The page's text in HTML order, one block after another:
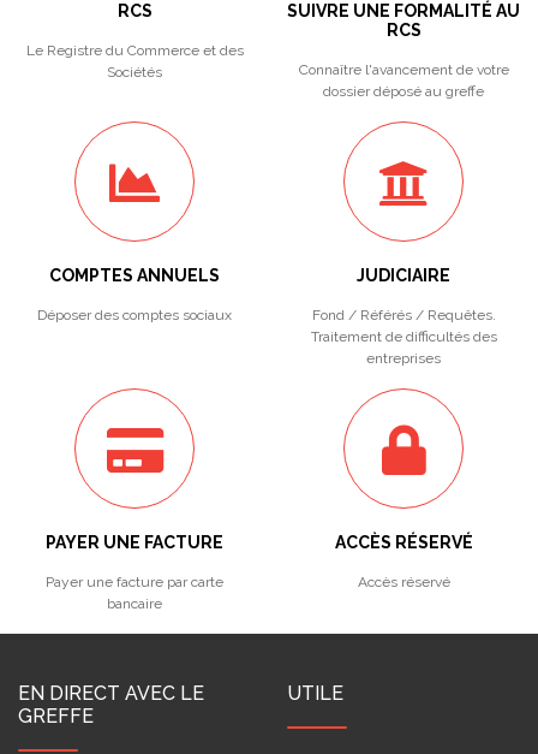
RCS
Le Registre du Commerce et des
Sociétés
SUIVRE UNE FORMALITÉ AU
RCS
Connaître l'avancement de votre
dossier déposé au greffe
COMPTES ANNUELS
Déposer des comptes sociaux
JUDICIAIRE
Fond / Référés / Requêtes.
Traitement de difficultés des
entreprises
PAYER UNE FACTURE
Payer une facture par carte
bancaire
ACCÈS RÉSERVÉ
Accès réservé
EN DIRECT AVEC LE
GREFFE
UTILE